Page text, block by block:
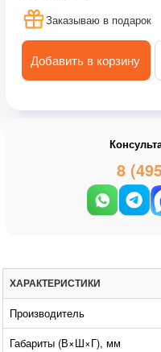
Заказываю в подарок
Добавить в корзину
8
ХАРАКТЕРИСТИКИ
Производитель
Габариты (В×Ш×Г), мм